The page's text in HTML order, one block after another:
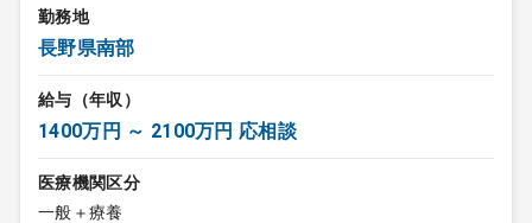
勤務地
長野県南部
給与（年収）
1400万円 ～ 2100万円 応相談
医療機関区分
一般＋療養